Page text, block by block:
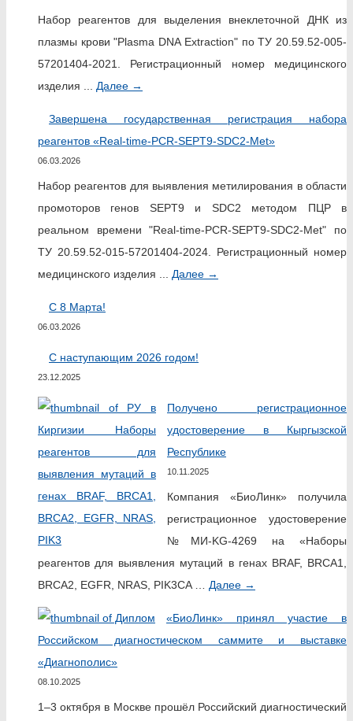
Набор реагентов для выделения внеклеточной ДНК из
плазмы крови "Plasma DNA Extraction" по ТУ 20.59.52-005-
57201404-2021. Регистрационный номер медицинского
изделия ... Далее →
Завершена государственная регистрация набора
реагентов «Real-time-PCR-SEPT9-SDC2-Met»
06.03.2026
Набор реагентов для выявления метилирования в области
промоторов генов SEPT9 и SDC2 методом ПЦР в
реальном времени "Real-time-PCR-SEPT9-SDC2-Met" по
ТУ 20.59.52-015-57201404-2024. Регистрационный номер
медицинского изделия ... Далее →
C 8 Марта!
06.03.2026
С наступающим 2026 годом!
23.12.2025
Получено регистрационное
удостоверение в Кыргызской
Республике
10.11.2025
Компания «БиоЛинк» получила
регистрационное удостоверение
№МИ-KG-4269 на «Наборы
реагентов для выявления мутаций в генах BRAF, BRCA1,
BRCA2, EGFR, NRAS, PIK3CA … Далее →
«БиоЛинк» принял участие в
Российском диагностическом саммите и выставке
«Диагнополис»
08.10.2025
1–3 октября в Москве прошёл Российский диагностический